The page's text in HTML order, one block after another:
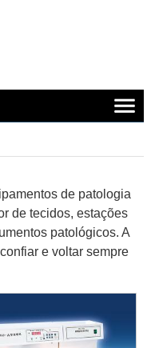
de patologia
de tecidos, estações
patológicos. A
e voltar sempre